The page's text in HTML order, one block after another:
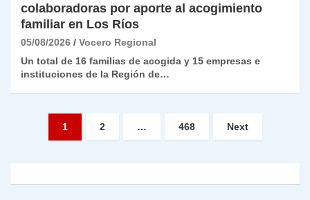
colaboradoras por aporte al acogimiento
familiar en Los Ríos
05/08/2026
Vocero Regional
Un total de 16 familias de acogida y 15 empresas e
instituciones de la Región de…
Paginación
1 2 … 468 Next